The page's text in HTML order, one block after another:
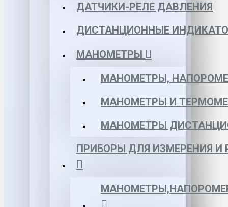
ДАТЧИКИ-РЕЛЕ ДАВЛЕНИЯ
ДИСТАНЦИОННЫЕ
МАНОМЕТРЫ
МАНОМЕТРЫ,
МАНОМЕТРЫ И
МАНОМЕТРЫ
ПРИБОРЫ ДЛЯ ИЗМЕРЕНИЯ И